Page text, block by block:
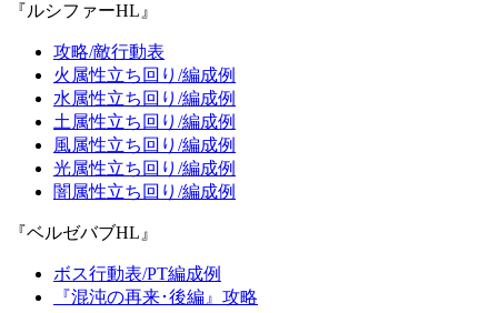
『ルシファーHL』
攻略/敵行動表
火属性立ち回り/編成例
水属性立ち回り/編成例
土属性立ち回り/編成例
風属性立ち回り/編成例
光属性立ち回り/編成例
闇属性立ち回り/編成例
『ベルゼバブHL』
ボス行動表/PT編成例
『混沌の再来･後編』攻略